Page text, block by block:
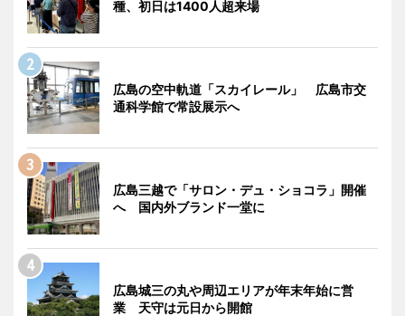
種、初日は1400人超来場
広島の空中軌道「スカイレール」 広島市交
通科学館で常設展示へ
広島三越で「サロン・デュ・ショコラ」開催
へ 国内外ブランド一堂に
広島城三の丸や周辺エリアが年末年始に営
業 天守は元日から開館